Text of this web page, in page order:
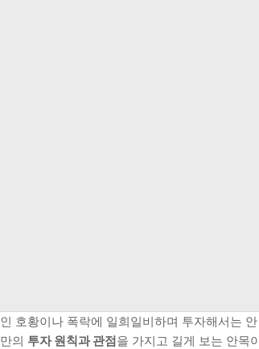
호황이나 폭락에 일희일비하며 투자해서는
의 투자 원칙과 관점을 가지고 길게 보는 안목